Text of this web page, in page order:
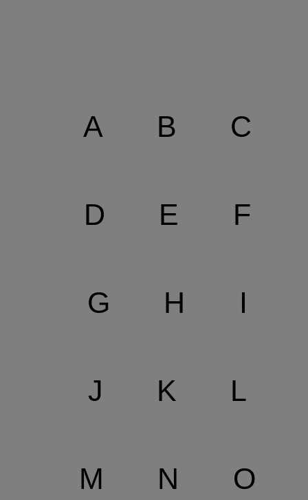
A B C
D E F
G H I
J K L
M N O